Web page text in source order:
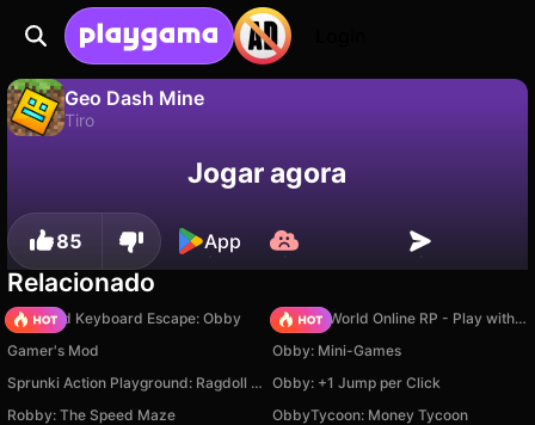
Geo Dash Mine
Tiro
Salve o progresso!Jogar agora
85 App
Relacionado
+1 Speed Keyboard Escape: Obby
Sprunki World Online RP - Play with Friends!
Gamer's Mod
Obby: Mini-Games
Sprunki Action Playground: Ragdoll Sandbox Obby: +1 Jump per Click
Robby: The Speed Maze
ObbyTycoon: Money Tycoon